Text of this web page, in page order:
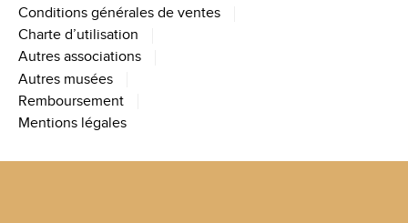
Conditions générales de ventes
Charte d’utilisation
Autres associations
Autres musées
Remboursement
Mentions légales